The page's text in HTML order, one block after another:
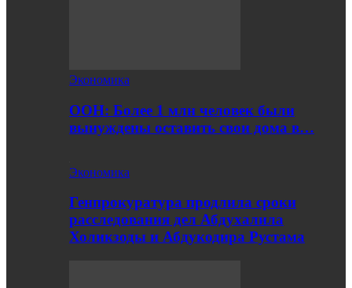
Экономика
ООН: Более 1 млн человек были
вынуждены оставить свои дома в…
Экономика
Генпрокуратура продлила сроки
расследования дел Абдухалила
Холикзоды и Абдукодира Рустама